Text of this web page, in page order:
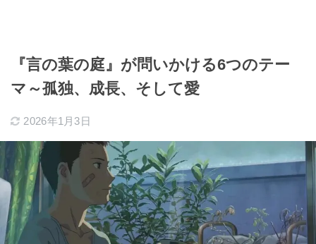
『言の葉の庭』が問いかける6つのテー
マ～孤独、成長、そして愛
2026年1月3日